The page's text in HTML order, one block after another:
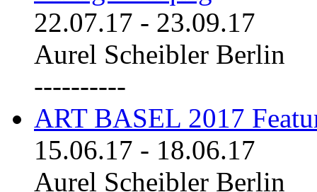
22.07.17 - 23.09.17
Aurel Scheibler Berlin
----------
ART BASEL 2017
15.06.17 - 18.06.17
Aurel Scheibler Berlin